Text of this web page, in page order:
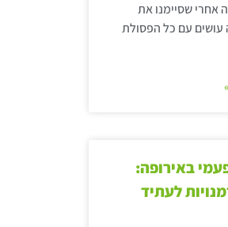
אחרי שסיימנו את
עושים עם כל הפסולת
באירופה:
לעתיד